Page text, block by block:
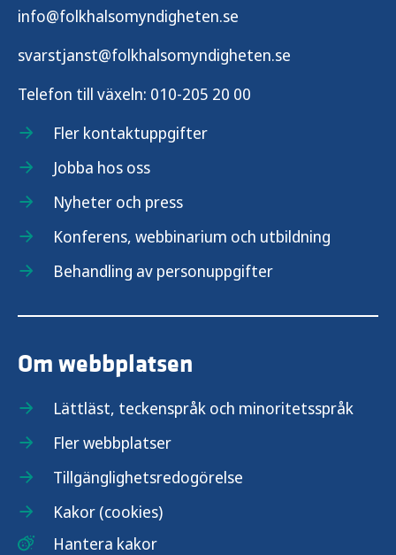
info@folkhalsomyndigheten.se
svarstjanst@folkhalsomyndigheten.se
Telefon till växeln: 010-205 20 00
Fler kontaktuppgifter
Jobba hos oss
Nyheter och press
Konferens, webbinarium och utbildning
Behandling av personuppgifter
Om webbplatsen
Lättläst, teckenspråk och minoritetsspråk
Fler webbplatser
Tillgänglighetsredogörelse
Kakor (cookies)
Hantera kakor